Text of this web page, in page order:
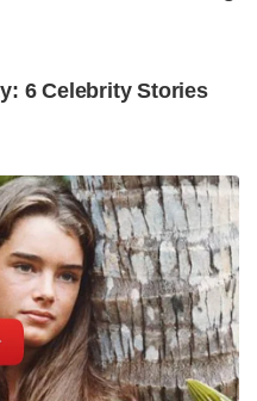
ഡിവിഷൻ
രൂക്ഷമായി
ആന്റി
റിപ്പോർട്ട്
ഈ
ഇപ്പോൾ 19
മൂന്ന് വർഷത്തേക്ക്